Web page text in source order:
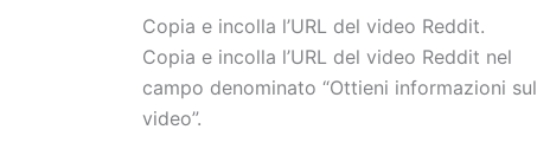
Copia e incolla l’URL del video Reddit.
Copia e incolla l’URL del video Reddit nel
campo denominato “Ottieni informazioni sul
video”.